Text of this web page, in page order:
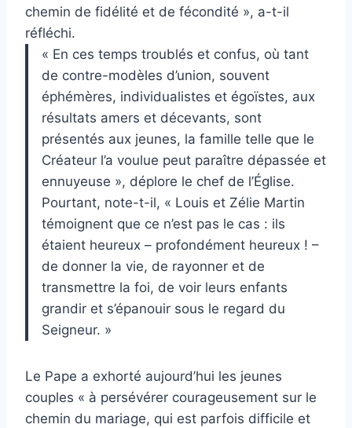
chemin de fidélité et de fécondité », a-t-il
réfléchi.
« En ces temps troublés et confus, où tant
de contre-modèles d’union, souvent
éphémères, individualistes et égoïstes, aux
résultats amers et décevants, sont
présentés aux jeunes, la famille telle que le
Créateur l’a voulue peut paraître dépassée et
ennuyeuse », déplore le chef de l’Église.
Pourtant, note-t-il, « Louis et Zélie Martin
témoignent que ce n’est pas le cas : ils
étaient heureux – profondément heureux ! –
de donner la vie, de rayonner et de
transmettre la foi, de voir leurs enfants
grandir et s’épanouir sous le regard du
Seigneur. »
Le Pape a exhorté aujourd’hui les jeunes
couples « à persévérer courageusement sur le
chemin du mariage, qui est parfois difficile et